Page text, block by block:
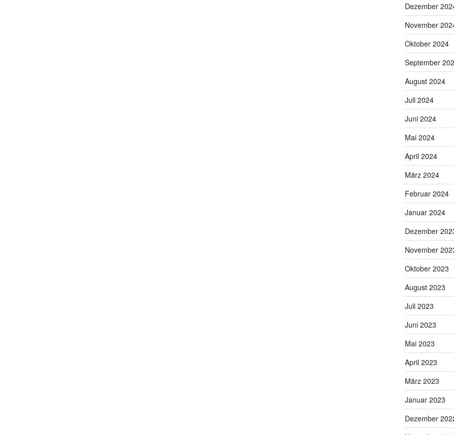
Dezember
November
Oktober 2024
September
August 2024
Juli 2024
Juni 2024
Mai 2024
April 2024
März 2024
Februar 2024
Januar 2024
Dezember
November
Oktober 2023
August 2023
Juli 2023
Juni 2023
Mai 2023
April 2023
März 2023
Januar 2023
Dezember